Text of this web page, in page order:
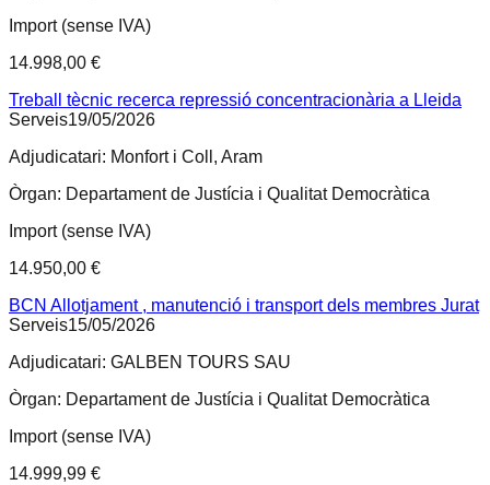
Import (sense IVA)
14.998,00 €
Treball tècnic recerca repressió concentracionària a Lleida
Serveis19/05/2026
Adjudicatari: Monfort i Coll, Aram
Òrgan: Departament de Justícia i Qualitat Democràtica
Import (sense IVA)
14.950,00 €
BCN Allotjament , manutenció i transport dels membres Jurat
Serveis15/05/2026
Adjudicatari: GALBEN TOURS SAU
Òrgan: Departament de Justícia i Qualitat Democràtica
Import (sense IVA)
14.999,99 €